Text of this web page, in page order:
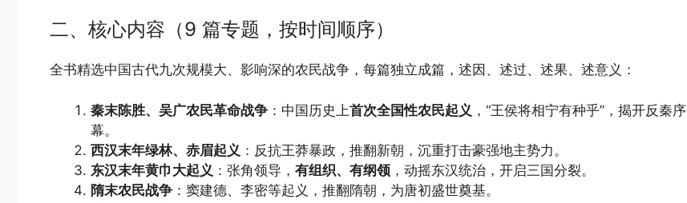
二、核心内容（9 篇专题，按时间顺序）
全书精选中国古代九次规模大、影响深的农民战争，每篇独立成篇，述因、述过、述果、述意义：
秦末陈胜、吴广农民革命战争 ：中国历史上首次全国性农民起义 ，“王侯将相宁有种乎”，揭开反秦序
幕。
西汉末年绿林、赤眉起义 ：反抗王莽暴政，推翻新朝，沉重打击豪强地主势力。
东汉末年黄巾大起义 ：张角领导， 有组织、有纲领 ，动摇东汉统治，开启三国分裂。
隋末农民战争 ：窦建德、李密等起义，推翻隋朝，为唐初盛世奠基。